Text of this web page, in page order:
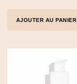
AJOUTER AU PANIER